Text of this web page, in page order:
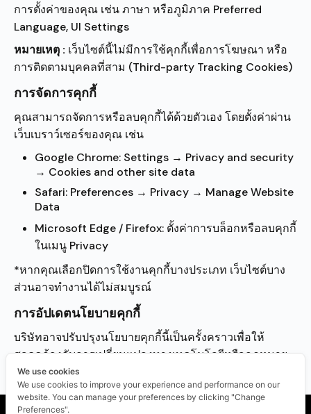
การตั้งค่าของคุณ เช่น ภาษา หรือภูมิภาค Preferred
Language, UI Settings
หมายเหตุ : เว็บไซต์นี้ไม่มีการใช้คุกกี้เพื่อการโฆษณา หรือ
การติดตามบุคคลที่สาม (Third-party Tracking Cookies)
การจัดการคุกกี้
คุณสามารถจัดการหรือลบคุกกี้ได้ด้วยตัวเอง โดยตั้งค่าผ่าน
เว็บเบราว์เซอร์ของคุณ เช่น
Google Chrome: Settings → Privacy and security
→ Cookies and other site data
Safari: Preferences → Privacy → Manage Website
Data
Microsoft Edge / Firefox: ตั้งค่าการบล็อกหรือลบคุกกี้
ในเมนู Privacy
*หากคุณเลือกปิดการใช้งานคุกกี้บางประเภท เว็บไซต์บาง
ส่วนอาจทำงานได้ไม่สมบูรณ์
การอัปเดตนโยบายคุกกี้
บริษัทอาจปรับปรุงนโยบายคุกกี้นี้เป็นครั้งคราวเพื่อให้
สอดคล้องกับการเปลี่ยนแปลงทางเทคโนโลยีหรือกฎหมาย
โดยจะประกาศนโยบายฉบับปรับปรุงบนเว็บไซต์นี้
We use cookies
We use cookies to improve your experience and performance on our
website. You can manage your preferences by clicking "Change
Preferences".